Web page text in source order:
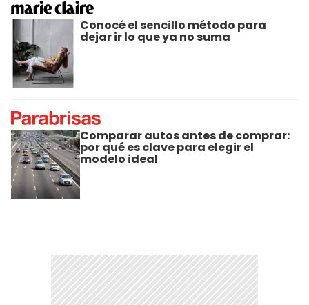
Conocé el sencillo método para
dejar ir lo que ya no suma
Comparar autos antes de comprar:
por qué es clave para elegir el
modelo ideal